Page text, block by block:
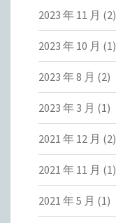
2023 年 11 月 (2)
2023 年 10 月 (1)
2023 年 8 月 (2)
2023 年 3 月 (1)
2021 年 12 月 (2)
2021 年 11 月 (1)
2021 年 5 月 (1)